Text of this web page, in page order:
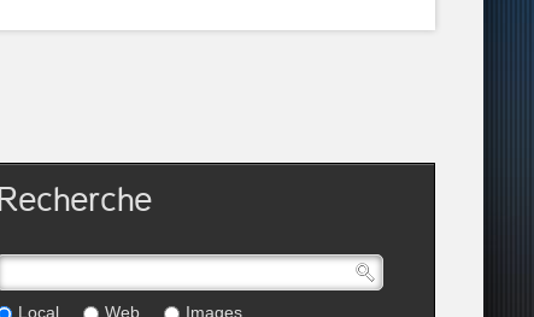
Recherche
Local Web Images